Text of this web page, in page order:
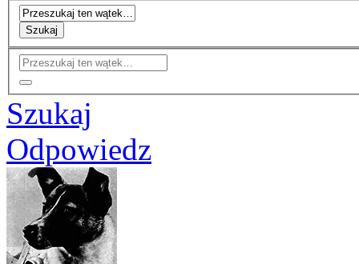
Szukaj
Szukaj
Odpowiedz